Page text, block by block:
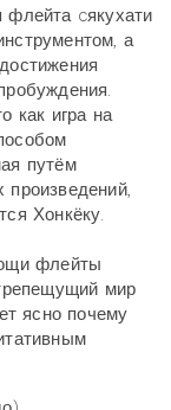
флейта cякухати
а
как игра на
путём
Хонкёку.
флейты
мир
ясно почему